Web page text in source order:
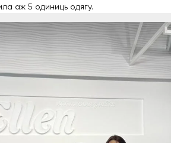
аж 5 одиниць одягу.